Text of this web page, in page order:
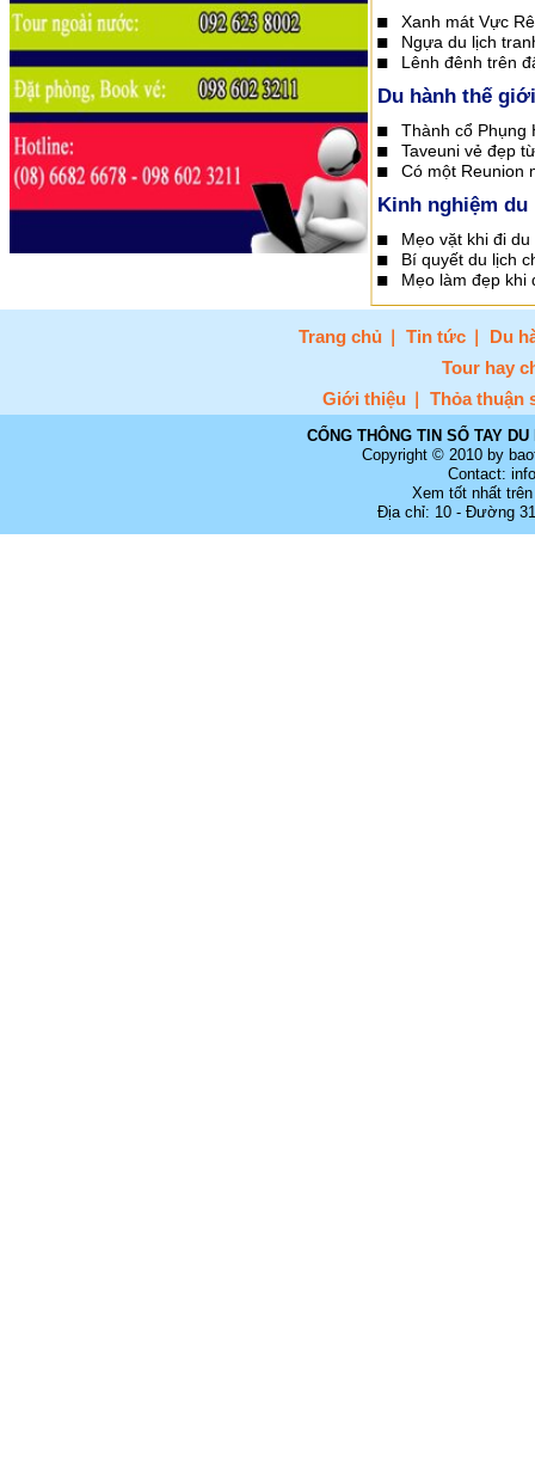
Xanh mát Vực
Ngựa du lịch
Lênh đênh trên
Du hành thế giới
Thành cổ Phụng
Taveuni vẻ đẹp
Có một Reunion
Kinh nghiệm du
Mẹo vặt khi đi du
Bí quyết du lịch
Mẹo làm đẹp khi
Trang chủ Tin tức
Du
Tour hay
Giới thiệu
Thỏa thuận
CỔNG THÔNG TIN SỔ TAY
Copyright © 2010 by
Contact:
Xem tốt nhất
Địa chỉ: 10 - Đường